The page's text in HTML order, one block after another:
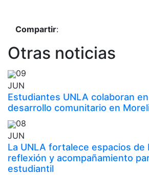
Compartir:
Otras noticias
09
JUN
Estudiantes UNLA colaboran
desarrollo comunitario en
08
JUN
La UNLA fortalece espacios de
reflexión y acompañamiento
estudiantil